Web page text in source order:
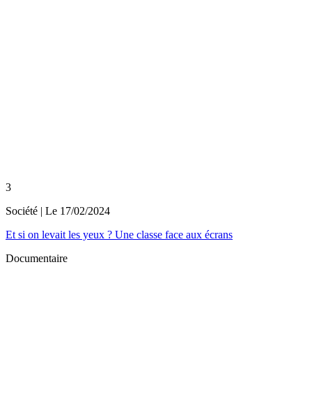
3
Société | Le 17/02/2024
Et si on levait les yeux ? Une classe face aux écrans
Documentaire